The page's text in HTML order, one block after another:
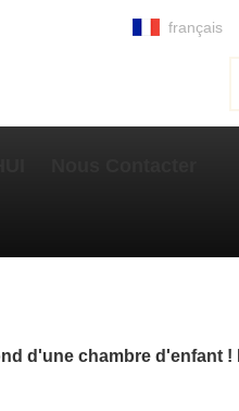
français
d'une chambre d'enfant !